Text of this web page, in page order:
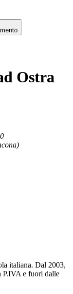
Ostra
italiana. Dal 2003,
P.IVA e fuori dalle